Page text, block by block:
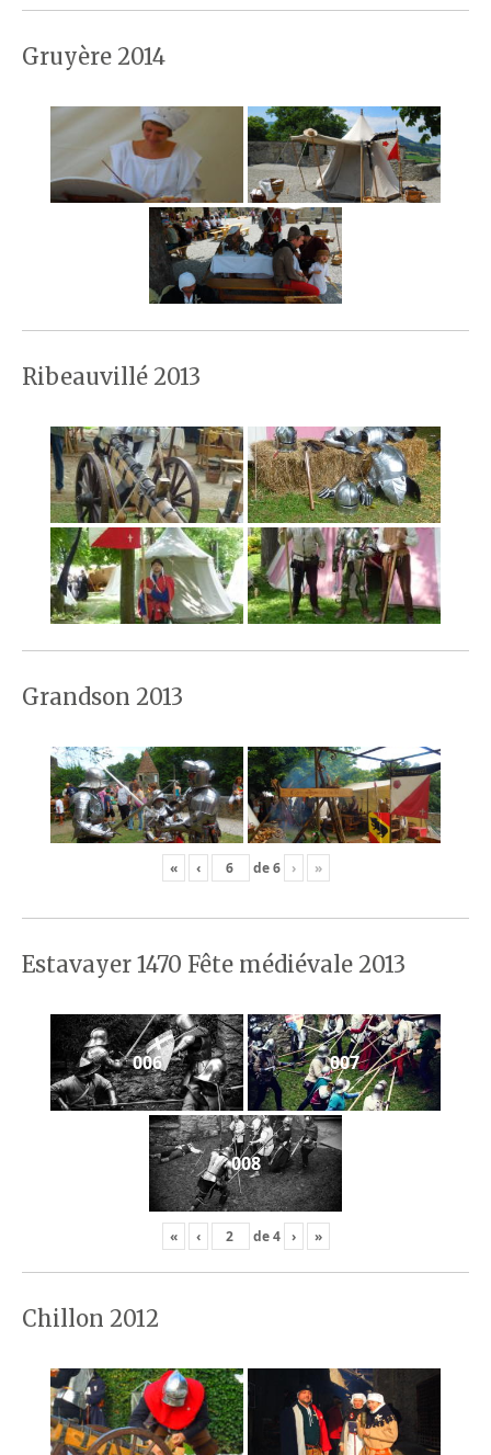
Gruyère 2014
Ribeauvillé 2013
Grandson 2013
« ‹ de6 › »
Estavayer 1470 Fête médiévale 2013
006 007
008
« ‹ de4 › »
Chillon 2012